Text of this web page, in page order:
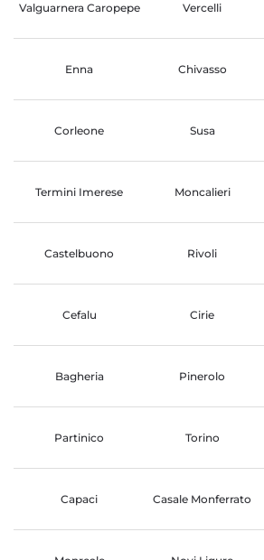
Valguarnera Caropepe Vercelli
Enna Chivasso
Corleone Susa
Termini Imerese Moncalieri
Castelbuono Rivoli
Cefalu Cirie
Bagheria Pinerolo
Partinico Torino
Capaci Casale Monferrato